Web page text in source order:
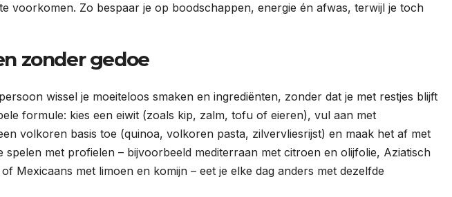
voorkomen. Zo bespaar je op boodschappen, energie én afwas, terwijl je toch
zonder gedoe
wissel je moeiteloos smaken en ingrediënten, zonder dat je met restjes blijft
formule: kies een eiwit (zoals kip, zalm, tofu of eieren), vul aan met
volkoren basis toe (quinoa, volkoren pasta, zilvervliesrijst) en maak het af met
spelen met profielen – bijvoorbeeld mediterraan met citroen en olijfolie, Aziatisch
Mexicaans met limoen en komijn – eet je elke dag anders met dezelfde